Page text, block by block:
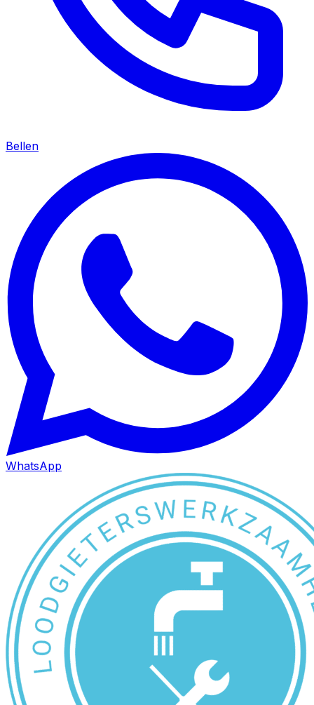
Bellen
WhatsApp